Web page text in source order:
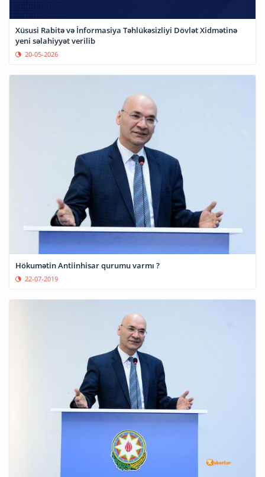
Xüsusi Rabitə və İnformasiya Təhlükəsizliyi Dövlət Xidmətinə
yeni səlahiyyət verilib
20-05-2026
Hökumətin Antiinhisar qurumu varmı ?
22-07-2019